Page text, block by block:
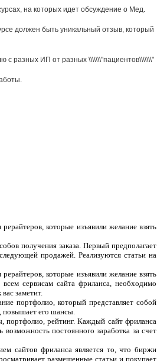
на которых идет обсуждение о Мед.
должен быть уникальный отзыв, который
с разных ИП от разных \\\\\\\"пациентов\\\\\\\"
которые изъявили желание взять
получения заказа. Первый предполагает
продажей. Реализуются статьи на
которые изъявили желание взять
сервисам сайта фриланса, необходимо
заметит.
портфолио, который представляет собой
повышает его шансы.
портфолио, рейтинг. Каждый сайт фриланса
постоянного заработка за счет
сайтов фриланса является то, что биржи
размещенные статьи и покупает